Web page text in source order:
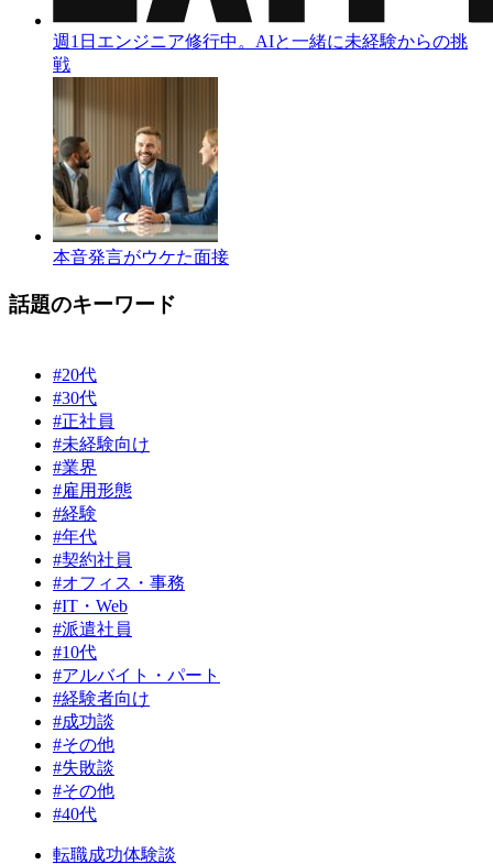
週1日エンジニア修行中。AIと一緒に未経験からの挑
戦
本音発言がウケた面接
話題のキーワード
#20代
#30代
#正社員
#未経験向け
#業界
#雇用形態
#経験
#年代
#契約社員
#オフィス・事務
#IT・Web
#派遣社員
#10代
#アルバイト・パート
#経験者向け
#成功談
#その他
#失敗談
#その他
#40代
転職成功体験談